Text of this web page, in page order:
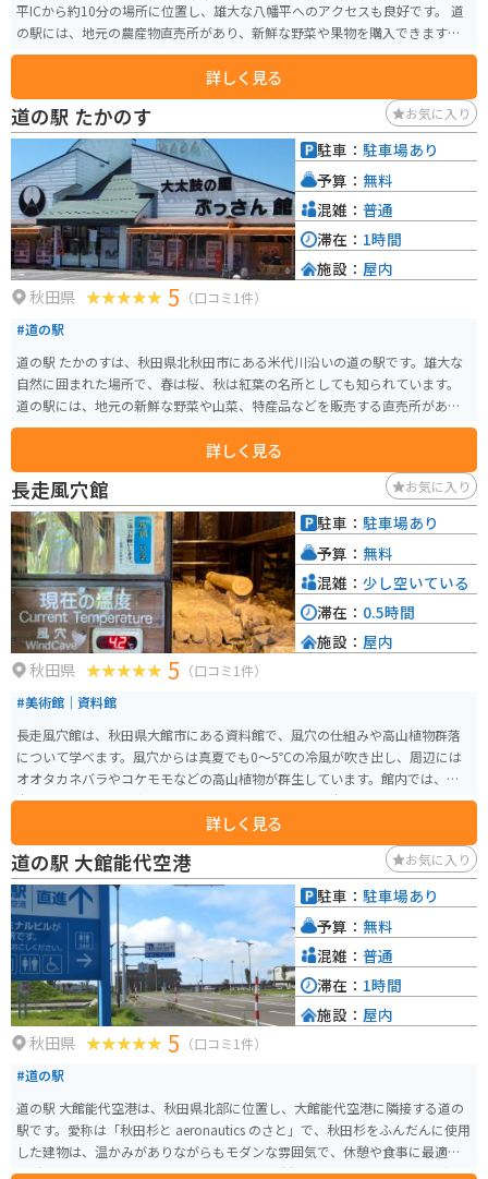
平ICから約10分の場所に位置し、雄大な八幡平へのアクセスも良好です。 道
の駅には、地元の農産物直売所があり、新鮮な野菜や果物を購入できます。
特に、山菜やきのこなど、山の幸が豊富に揃う時期はおすすめです。また、レ
ストランでは、鹿角市の郷土料理である「きりたんぽ鍋」や「八幡平ポー
ク」を使った料理などを楽しむことができます。 バイクで訪れる場合、道の
駅には広い駐車場が完備されているので安心です。八幡平周辺は、景色が良
く、ワインディングロードも楽しめるので、ツーリングにも最適なエリアで
す。道の駅 かづのを拠点に、八幡平の雄大な自然を満喫してみてはいかがで
しょうか。 周辺には、温泉施設やキャンプ場などもあり、観光拠点としても
便利です。秋田県鹿角市を訪れた際には、ぜひ道の駅 かづのに立ち寄ってみ
てください。
詳しく見る
道の駅 たかのす お気に入り
秋田県 5 （口コミ1件）
#道の駅
道の駅 たかのすは、秋田県北秋田市にある米代川沿いの道の駅です。雄大な
自然に囲まれた場所で、春は桜、秋は紅葉の名所としても知られています。
道の駅には、地元の新鮮な野菜や山菜、特産品などを販売する直売所があり
ます。中でも、比内地鶏を使った親子丼や、地元産のそば粉を使った手打ち
そばが人気です。バイクで訪れる際は、道の駅の駐車場にバイク専用のスペ
ースがあるので安心です。 周辺には、秋田杉の美林が続く「秋田杉大材加工
センター」や、地元の歴史や文化に触れられる「たかのす伝承館」など、見
どころも豊富です。また、道の駅から少し足を延ばせば、ブナの原生林が広
がる「森吉山」や、神秘的な青い湖面が美しい「田沢湖」など、自然豊かな
観光スポットも点在しています。
詳しく見る
駐車： 駐車場あり
予算： 無料
混雑： 普通
滞在： 1時間
施設： 屋内
長走風穴館 お気に入り
秋田県 5 （口コミ1件）
#美術館｜資料館
長走風穴館は、秋田県大館市にある資料館で、風穴の仕組みや高山植物群落
について学べます。風穴からは真夏でも0～5℃の冷風が吹き出し、周辺には
オオタカネバラやコケモモなどの高山植物が群生しています。館内では、風
穴の成り立ちや利用方法を紹介するパネル展示や、風穴の四季や高山植物の
生育理由を解説するミニシアターがあります。 また、散策路が整備されてお
り、手軽に高山植物の観察が可能です。夏季には風穴の冷気を利用した自然
冷房が施され、環境に配慮した取り組みも行われています。
詳しく見る
駐車： 駐車場あり
予算： 無料
混雑： 少し空いている
滞在： 0.5時間
施設： 屋内
道の駅 大館能代空港 お気に入り
秋田県 5 （口コミ1件）
#道の駅
道の駅 大館能代空港は、秋田県北部に位置し、大館能代空港に隣接する道の
駅です。愛称は「秋田杉と aeronautics のさと」で、秋田杉をふんだんに使用
した建物は、温かみがありながらもモダンな雰囲気で、休憩や食事に最適な
場所となっています。 道の駅には、地元の食材を使ったレストランや、秋田
駐車： 駐車場あり
予算： 無料
混雑： 普通
滞在： 1時間
施設： 屋内